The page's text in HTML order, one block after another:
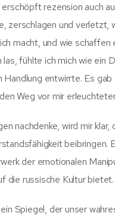
rezension auch
zerschlagen und verletzt,
macht, und wie
fühlte ich mich wie
entwirrte. Es
Weg vor mir
nachdenke, wird mir
der emotionalen
die russische Kultur bietet.
Spiegel, der unser